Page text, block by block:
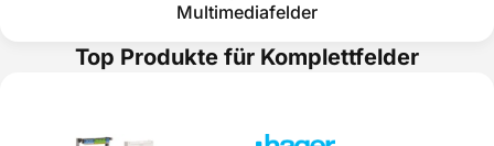
Multimediafelder
Top Produkte für Komplettfelder